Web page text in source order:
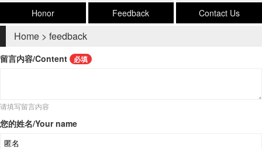
Honor
Feedback Contact Us
Home > feedback
留言内容/Content 必填
请填写留言内容
您的姓名/Your name